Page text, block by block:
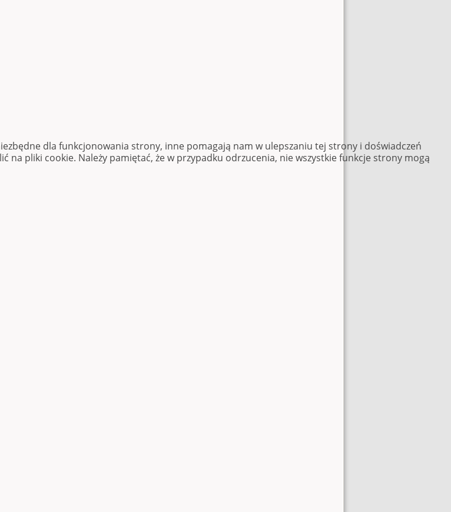
dla funkcjonowania strony, inne pomagają nam w ulepszaniu tej strony i doświadczeń
na pliki cookie. Należy pamiętać, że w przypadku odrzucenia, nie wszystkie funkcje strony mogą